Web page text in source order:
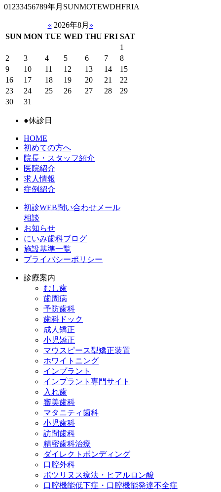
01233456789年月SUNMOTEWDHFRIA
« 2026年8月 »
SUN MON TUE WED THU FRI SAT
1
2
3 4 5 6 7
8
9
10 11 12 13 14
15
16
17 18 19 20 21
22
23
24 25 26 27 28
29
30
31
●休診日
HOME
初めての方へ
院長・スタッフ紹介
医院紹介
求人情報
症例紹介
初診WEB問い合わせメール
相談
お知らせ
にいみ歯科ブログ
施設基準一覧
プライバシーポリシー
診療案内
むし歯
歯周病
予防歯科
歯科ドック
成人矯正
小児矯正
マウスピース型矯正装置
ホワイトニング
インプラント
インプラント専門サイト
入れ歯
審美歯科
マタニティ歯科
小児歯科
訪問歯科
精密歯科治療
ダイレクトボンディング
口腔外科
ボツリヌス療法・ヒアルロン酸
口腔機能低下症・口腔機能発達不全症